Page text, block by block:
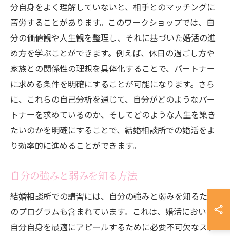
分自身をよく理解していないと、相手とのマッチングに
苦労することがあります。このワークショップでは、自
分の価値観や人生観を整理し、それに基づいた婚活の進
め方を学ぶことができます。例えば、休日の過ごし方や
家族との関係性の理想を具体化することで、パートナー
に求める条件を明確にすることが可能になります。さら
に、これらの自己分析を通じて、自分がどのようなパー
トナーを求めているのか、そしてどのような人生を築き
たいのかを明確にすることで、結婚相談所での婚活をよ
り効率的に進めることができます。
自分の強みと弱みを知る方法
結婚相談所での講習には、自分の強みと弱みを知るため
のプログラムも含まれています。これは、婚活において
自分自身を最適にアピールするために必要不可欠なステ